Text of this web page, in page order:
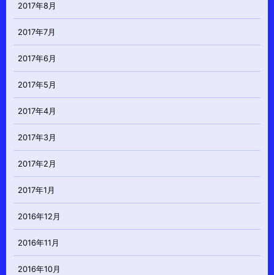
2017年8月
2017年7月
2017年6月
2017年5月
2017年4月
2017年3月
2017年2月
2017年1月
2016年12月
2016年11月
2016年10月